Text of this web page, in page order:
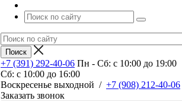
+7 (391) 292-40-06 Пн - Сб: c 10:00 до 19:00
Сб: c 10:00 до 16:00
​Воскресенье выходной / +7 (908) 212-40-06
Заказать звонок